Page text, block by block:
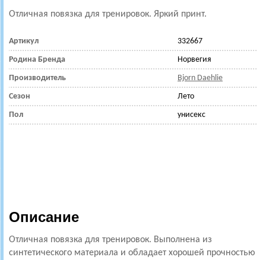
Отличная повязка для тренировок. Яркий принт.
Артикул 332667
Родина Бренда Норвегия
Производитель Bjorn Daehlie
Сезон Лето
Пол унисекс
Описание
Отличная повязка для тренировок. Выполнена из
синтетического материала и обладает хорошей прочностью